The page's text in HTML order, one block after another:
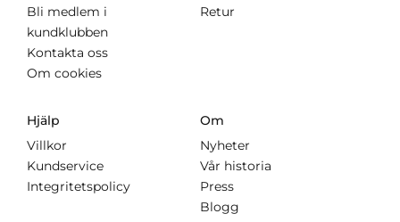
Bli medlem i
kundklubben
Kontakta oss
Om cookies
Retur
Hjälp
Villkor
Kundservice
Integritetspolicy
Om
Nyheter
Vår historia
Press
Blogg